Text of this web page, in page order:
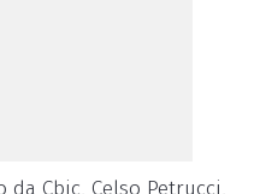
Cbic, Celso Petrucci,